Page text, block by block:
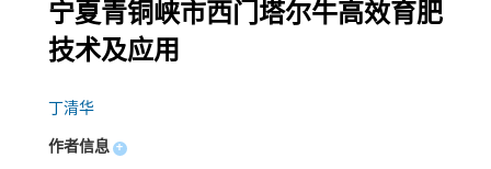
宁夏青铜峡市西门塔尔牛高效育肥
技术及应用
丁清华
作者信息 +